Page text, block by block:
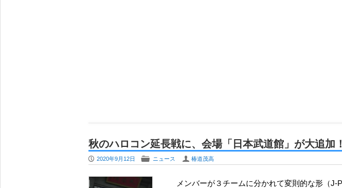
秋のハロコン延長戦に、会場「日本武道館」が大追加！
P 2020年9月12日 F ニュース U 椿道茂高
メンバーが３チームに分かれて変則的な形（J-POPのバラード曲をカバー